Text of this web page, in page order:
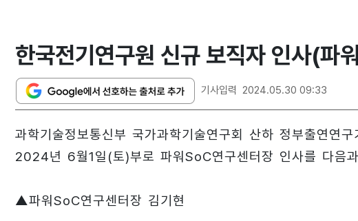
한국전기연구원 신규 보직자 인사(파
기사입력 2024.05.30 09:33
과학기술정보통신부 국가과학기술연구회 산하 정부출연연
2024년 6월1일(토)부로 파워SoC연구센터장 인사를 다음
▲파워SoC연구센터장 김기현